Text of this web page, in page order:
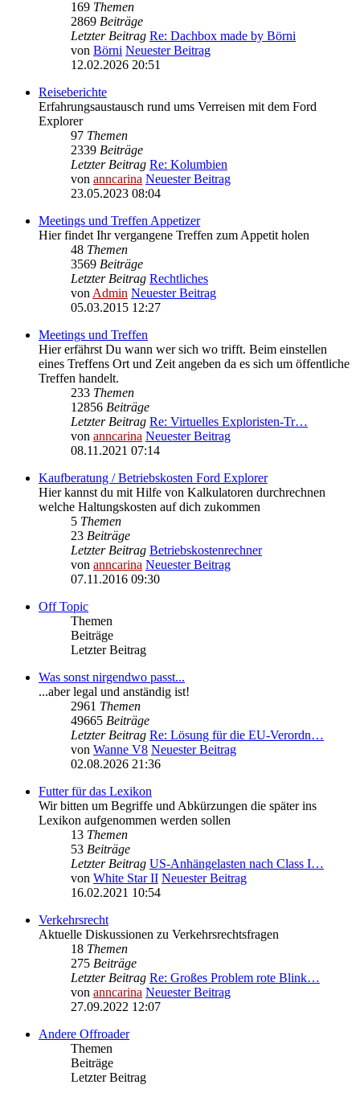
169 Themen
2869 Beiträge
Letzter Beitrag Re: Dachbox made by Börni
von Börni Neuester Beitrag
12.02.2026 20:51
Reiseberichte
Erfahrungsaustausch rund ums Verreisen mit dem Ford
Explorer
97 Themen
2339 Beiträge
Letzter Beitrag Re: Kolumbien
von anncarina Neuester Beitrag
23.05.2023 08:04
Meetings und Treffen Appetizer
Hier findet Ihr vergangene Treffen zum Appetit holen
48 Themen
3569 Beiträge
Letzter Beitrag Rechtliches
vonAdmin Neuester Beitrag
05.03.2015 12:27
Meetings und Treffen
Hier erfährst Du wann wer sich wo trifft. Beim einstellen
eines Treffens Ort und Zeit angeben da es sich um öffentliche
Treffen handelt.
233 Themen
12856 Beiträge
Letzter Beitrag Re: Virtuelles Exploristen-Tr…
von anncarina Neuester Beitrag
08.11.2021 07:14
Kaufberatung / Betriebskosten Ford Explorer
Hier kannst du mit Hilfe von Kalkulatoren durchrechnen
welche Haltungskosten auf dich zukommen
5 Themen
23 Beiträge
Letzter Beitrag Betriebskostenrechner
von anncarina Neuester Beitrag
07.11.2016 09:30
Off Topic
Themen
Beiträge
Letzter Beitrag
Was sonst nirgendwo passt...
...aber legal und anständig ist!
2961 Themen
49665 Beiträge
Letzter Beitrag Re: Lösung für die EU‑Verordn…
von Wanne V8 Neuester Beitrag
02.08.2026 21:36
Futter für das Lexikon
Wir bitten um Begriffe und Abkürzungen die später ins
Lexikon aufgenommen werden sollen
13 Themen
53 Beiträge
Letzter Beitrag US-Anhängelasten nach Class I…
von White Star II Neuester Beitrag
16.02.2021 10:54
Verkehrsrecht
Aktuelle Diskussionen zu Verkehrsrechtsfragen
18 Themen
275 Beiträge
Letzter Beitrag Re: Großes Problem rote Blink…
von anncarina Neuester Beitrag
27.09.2022 12:07
Andere Offroader
Themen
Beiträge
Letzter Beitrag